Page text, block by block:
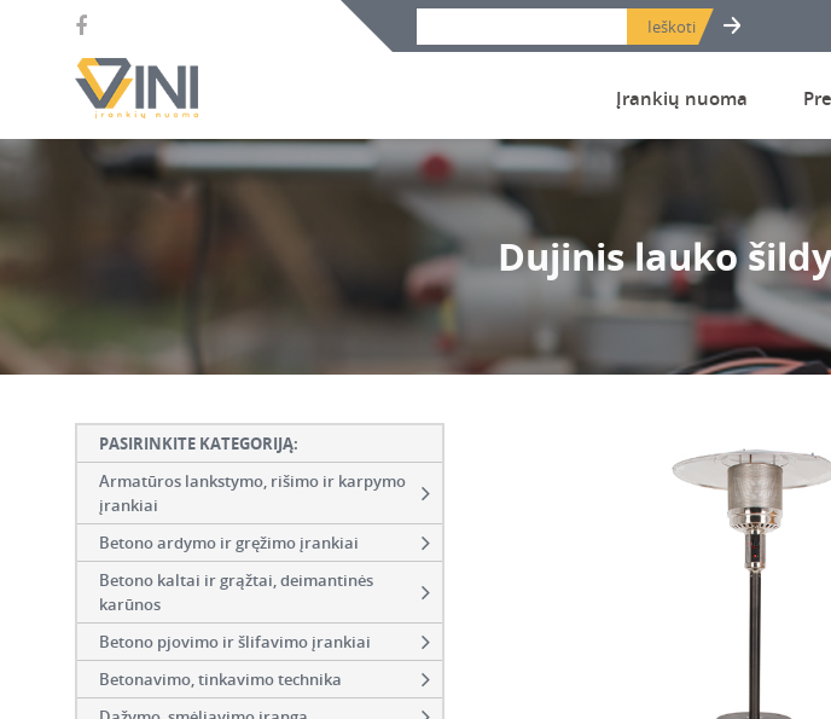
Įrankių nuoma
Dujinis lauko
PASIRINKITE KATEGORIJĄ:
Armatūros lankstymo, rišimo ir karpymo
įrankiai
Betono ardymo ir gręžimo įrankiai
Betono kaltai ir grąžtai, deimantinės
karūnos
Betono pjovimo ir šlifavimo įrankiai
Betonavimo, tinkavimo technika